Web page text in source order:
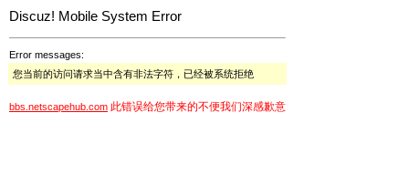
Discuz! Mobile System Error
Error messages:
您当前的访问请求当中含有非法字符，已经被系统拒绝
bbs.netscapehub.com 此错误给您带来的不便我们深感歉意